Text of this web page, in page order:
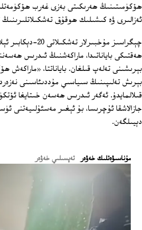
ھۆكۈمىتىنىڭ ھەرىكىتى بەزى غەرب
ئەزالىرى ۋە كىشىلىك ھوقۇق
چېگراسىز مۇخبىرلار
ھەقتىكى باياناتىدا، ماراكەشنىڭ ئىدرىس
بېرىشىنى تەلەپ قىلغان. باياناتتا، «ماراكەش
بېرىش تەلىپىنىڭ سىياسىي مۇددىئاسىنى
قىلالمايدۇ. ئەگەر ئىدرىس ھەسەن خىتايغا
جازالاشقا ئۇچرىسا، بۇ ئېغىر مەسئۇلىيەتنى
دېيىلگەن.
ﻣﯘﻧﺎﺳﯩﯟﻩﺗﻠﯩﻚ ﺧﻪﯞﻩﺭ تەپسىلىي خەۋەر